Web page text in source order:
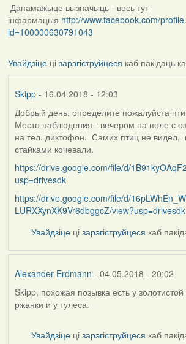
Дапамажыце вызначыць - вось тут
інфармацыя http://www.facebook.com/
id=100000630791043
Увайдзіцеці зарэгіструйцеся каб пакідаць
Skipp- 16.04.2018 - 12:03
Добрый день, определите пожалуйста
Место наблюдения - вечером на поле с
на тел. диктофон. Самих птиц не видел,
стайками кочевали.
https://drive.google.com/file/d/
usp=drivesdk
https://drive.google.com/file/d/
LURXXynXK9Vr6dbggcZ/view?usp=drivesdk
Увайдзіце цізарэгіструйцеся каб
Alexander Erdmann - 04.05.2018 - 20:02
In
reply
Skipp, похожая позывка есть у золотистой
ржанки и у тулеса.
Увайдзіце цізарэгіструйцеся каб